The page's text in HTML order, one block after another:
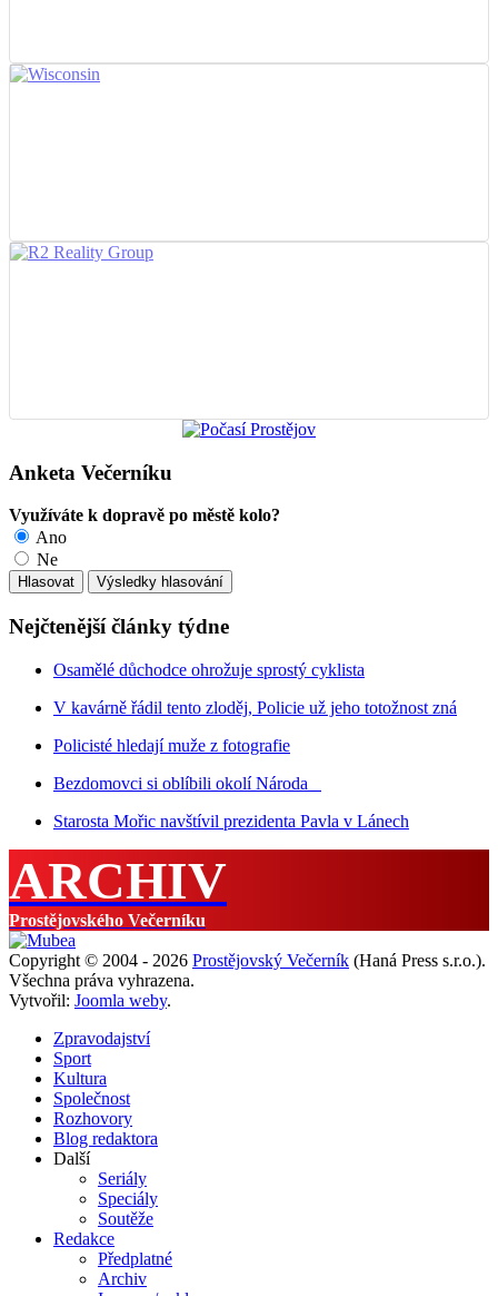
Anketa Večerníku
Využíváte k dopravě po městě kolo?
Ano
Ne
Nejčtenější články týdne
Osamělé důchodce ohrožuje sprostý cyklista
V kavárně řádil tento zloděj, Policie už jeho totožnost zná
Policisté hledají muže z fotografie
Bezdomovci si oblíbili okolí Národa
Starosta Mořic navštívil prezidenta Pavla v Lánech
ARCHIV
Prostějovského Večerníku
Copyright © 2004 - 2026 Prostějovský Večerník (Haná Press s.r.o.).
Všechna práva vyhrazena.
Vytvořil: Joomla weby.
Zpravodajství
Sport
Kultura
Společnost
Rozhovory
Blog redaktora
Další
Seriály
Speciály
Soutěže
Redakce
Předplatné
Archiv